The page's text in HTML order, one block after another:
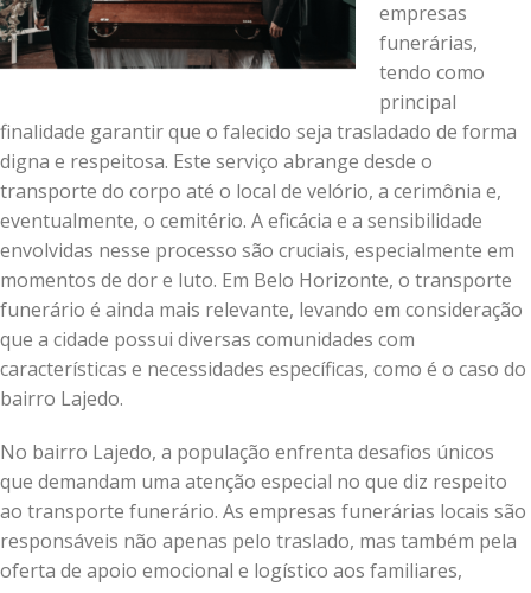
empresas
funerárias,
tendo como
principal
finalidade garantir que o falecido seja trasladado de forma
digna e respeitosa. Este serviço abrange desde o
transporte do corpo até o local de velório, a cerimônia e,
eventualmente, o cemitério. A eficácia e a sensibilidade
envolvidas nesse processo são cruciais, especialmente em
momentos de dor e luto. Em Belo Horizonte, o transporte
funerário é ainda mais relevante, levando em consideração
que a cidade possui diversas comunidades com
características e necessidades específicas, como é o caso do
bairro Lajedo.
No bairro Lajedo, a população enfrenta desafios únicos
que demandam uma atenção especial no que diz respeito
ao transporte funerário. As empresas funerárias locais são
responsáveis não apenas pelo traslado, mas também pela
oferta de apoio emocional e logístico aos familiares,